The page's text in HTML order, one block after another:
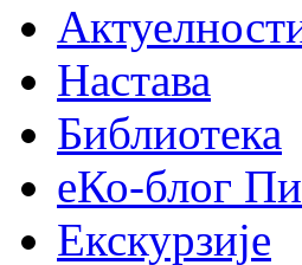
Настава
Библиотека
еКо-блог
Екскурзије